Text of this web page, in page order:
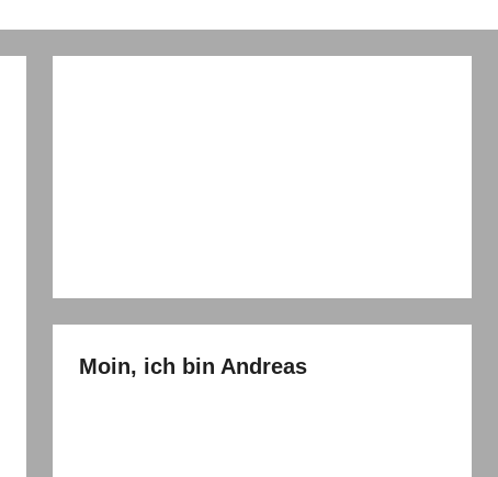
Moin, ich bin Andreas